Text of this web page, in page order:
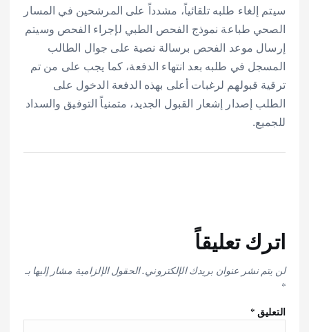
سيتم إلغاء طلبه تلقائياً، مشدداً على المرشحين في المسار
الصحي طباعة نموذج الفحص الطبي لإجراء الفحص وسيتم
إرسال موعد الفحص برسالة نصية على جوال الطالب
المسجل في طلبه بعد انتهاء الدفعة، كما يجب على من تم
ترقية قبولهم لرغبات أعلى بهذه الدفعة الدخول على
الطلب إصدار إشعار القبول الجديد، متمنياً التوفيق والسداد
للجميع.
اترك تعليقاً
لن يتم نشر عنوان بريدك الإلكتروني.الحقول الإلزامية مشار إليها بـ
*
التعليق*